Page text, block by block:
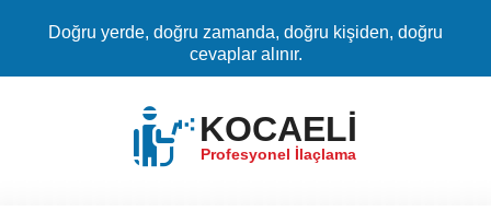
Doğru yerde, doğru zamanda, doğru kişiden, doğru
cevaplar alınır.
KOCAELİ
Profesyonel İlaçlama